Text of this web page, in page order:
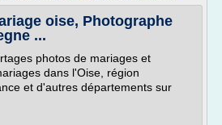
oise, Photographe
...
photos de mariages et
dans l'Oise, région
et d'autres départements sur